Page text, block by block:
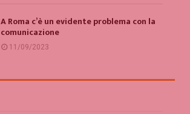
A Roma c’è un evidente problema con la
comunicazione
11/09/2023